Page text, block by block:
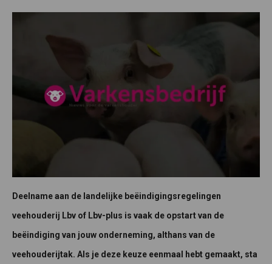
Deelname aan de landelijke beëindigingsregelingen
veehouderij Lbv of Lbv-plus is vaak de opstart van de
beëindiging van jouw onderneming, althans van de
veehouderijtak. Als je deze keuze eenmaal hebt gemaakt, sta